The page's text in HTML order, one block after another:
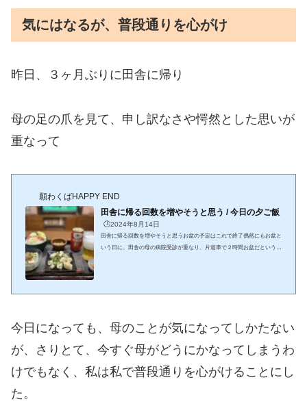
気にはなるが、普段通りを心がけ
昨日、３ヶ月ぶりに田舎に帰り
母の足の爪を見て、申し訳なさや愕然とした思いが
重なって
願わくばHAPPY END
田舎に帰る回数を増やそうと思う / 今日の夕ご飯
🕒️2024年8月14日
田舎に帰る回数を増やそうと思うお盆の予定はこれで終了偶然にもお盆と
いう日に、田舎の母の病院受診が重なり、片道車で２時間お盆だというこ
た。たまにしか会わない母の体の中で起こっている変化を知った時田舎に
今日になっても、母のことが気になってしかたない
が、さりとて、今すぐ母がどうにかなってしまうわ
けでもなく、私は私で普段通りを心がけることにし
た。